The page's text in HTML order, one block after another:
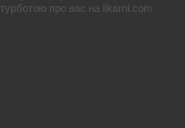
про вас на likarni.com